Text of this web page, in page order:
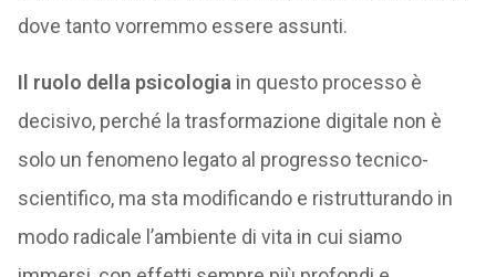
dove tanto vorremmo essere assunti.
Il ruolo della psicologia in questo processo è
decisivo, perché la trasformazione digitale non è
solo un fenomeno legato al progresso tecnico-
scientifico, ma sta modificando e ristrutturando in
modo radicale l’ambiente di vita in cui siamo